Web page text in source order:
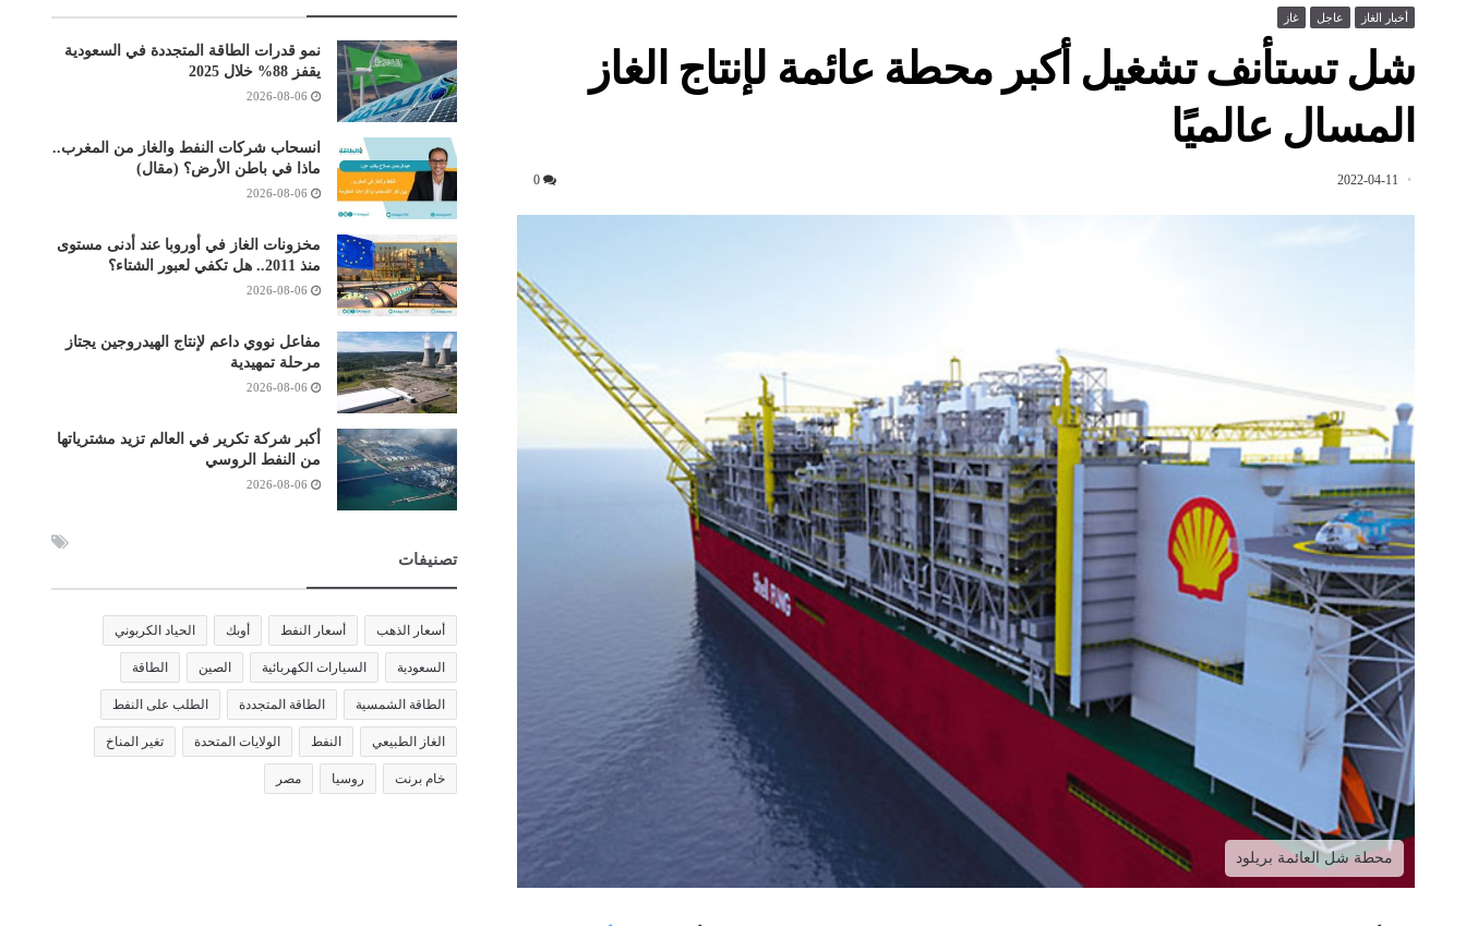
أخبار الغاز عاجل غاز
شل تستأنف تشغيل أكبر محطة عائمة لإنتاج الغاز
المسال عالميًا
2022-04-11
0
محطة شل العائمة بريلود
نمو قدرات الطاقة المتجددة في السعودية
يقفز 88% خلال 2025
2026-08-06
انسحاب شركات النفط والغاز من المغرب..
ماذا في باطن الأرض؟ (مقال)
2026-08-06
مخزونات الغاز في أوروبا عند أدنى مستوى
منذ 2011.. هل تكفي لعبور الشتاء؟
2026-08-06
مفاعل نووي داعم لإنتاج الهيدروجين يجتاز
مرحلة تمهيدية
2026-08-06
أكبر شركة تكرير في العالم تزيد مشترياتها
من النفط الروسي
2026-08-06
تصنيفات
أسعار الذهب أسعار النفط أوبك الحياد الكربوني
السعودية السيارات الكهربائية الصين الطاقة
الطاقة الشمسية الطاقة المتجددة الطلب على النفط
الغاز الطبيعي النفط الولايات المتحدة تغير المناخ
خام برنت روسيا مصر